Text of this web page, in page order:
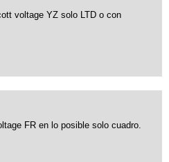
voltage YZ solo LTD o con
FR en lo posible solo cuadro.